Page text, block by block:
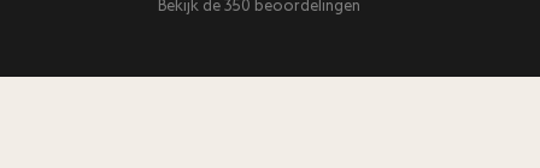
Bekijk de 350 beoordelingen